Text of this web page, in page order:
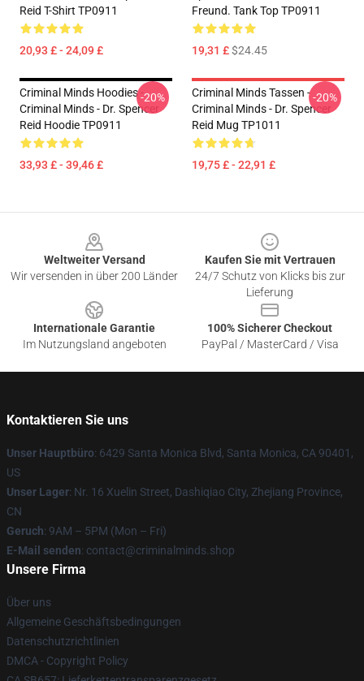
Reid T-Shirt TP0911
20,93 £ - 24,09 £
Freund. Tank Top TP0911
19,31 £$24.45
Criminal Minds Hoodies -
Criminal Minds - Dr. Spencer
Reid Hoodie TP0911
33,93 £ - 39,46 £
-20%
Criminal Minds Tassen -
Criminal Minds - Dr. Spencer
Reid Mug TP1011
19,75 £ - 22,91 £
-20%
Weltweiter Versand
Wir versenden in über 200 Länder
Kaufen Sie mit Vertrauen
24/7 Schutz von Klicks bis zur
Lieferung
Internationale Garantie
Im Nutzungsland angeboten
100% Sicherer Checkout
PayPal / MasterCard / Visa
Kontaktieren Sie uns
Unser Hauptbüro: 6429 Santa Monica Blvd, Santa Monica, CA 90401,
US
Unser Lager: Nr. 16 Xuelin Street, Dashiqiao City, Zhejiang Province,
CN
Geruch: 9AM – 5PM (Mon – Fri)
E-Mail senden: contact@criminalminds.shop
Unsere Firma
Über uns
Allgemeine Geschäftsbedingungen
Datenschutzrichtlinien
DMCA - Copyright Policy